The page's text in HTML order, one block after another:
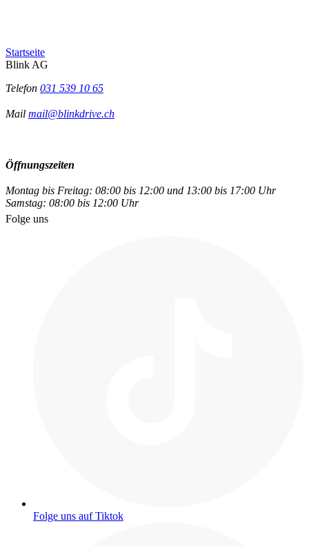
Startseite
Blink AG
Telefon 031 539 10 65
Mail mail@blinkdrive.ch
Öffnungszeiten
Montag bis Freitag: 08:00 bis 12:00 und 13:00 bis 17:00 Uhr
Samstag: 08:00 bis 12:00 Uhr
Folge uns
Folge uns auf Tiktok